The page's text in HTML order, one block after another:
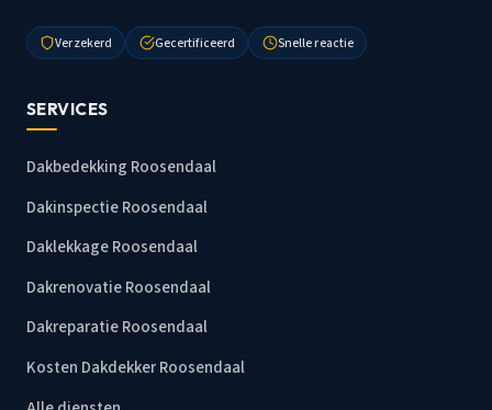
Verzekerd Gecertificeerd Snelle reactie
SERVICES
Dakbedekking Roosendaal
Dakinspectie Roosendaal
Daklekkage Roosendaal
Dakrenovatie Roosendaal
Dakreparatie Roosendaal
Kosten Dakdekker Roosendaal